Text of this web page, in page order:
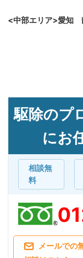
<中部エリア>愛
駆除のプ
にお
相談無
料
メールでの